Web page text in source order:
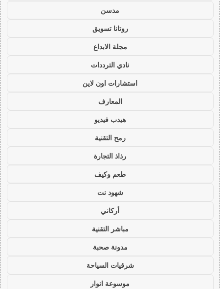
مدسن
روتانا تسويق
مجلة الابداع
نادي الترددات
استشارات اون لاين
المعارف
هيدب فيديو
رمح التقنية
رذاذ التجارة
طعم وكيف
شهود نت
أركاني
مباشر التقنية
مدونة صحبة
شرقيات السياحة
موسوعة انوار